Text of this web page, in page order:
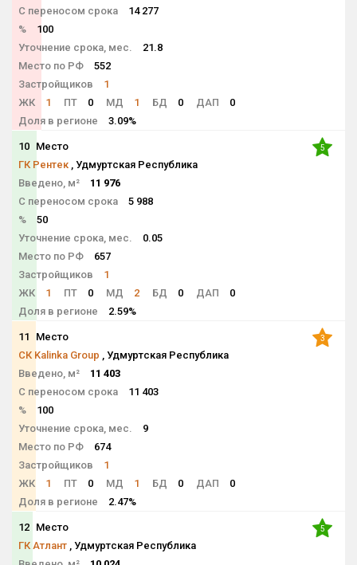
С переносом срока
14 277
%
100
Уточнение срока, мес.
21.8
Место по РФ
552
Застройщиков
1
ЖК
1 ПТ 0 МД 1 БД 0 ДАП
0
Доля в регионе
3.09%
10 Место
ГК Рентек , Удмуртская Республика
Введено, м²
11 976
С переносом срока
5 988
%
50
Уточнение срока, мес.
0.05
Место по РФ
657
Застройщиков
1
ЖК
1 ПТ 0 МД 2 БД 0 ДАП
0
Доля в регионе
2.59%
5
11
Место
СК Kalinka Group , Удмуртская Республика
Введено, м²
11 403
С переносом срока
11 403
%
100
Уточнение срока, мес.
9
Место по РФ
674
Застройщиков
1
ЖК
1 ПТ 0 МД 1 БД 0 ДАП
0
Доля в регионе
2.47%
3
12 Место
ГК Атлант , Удмуртская Республика
5